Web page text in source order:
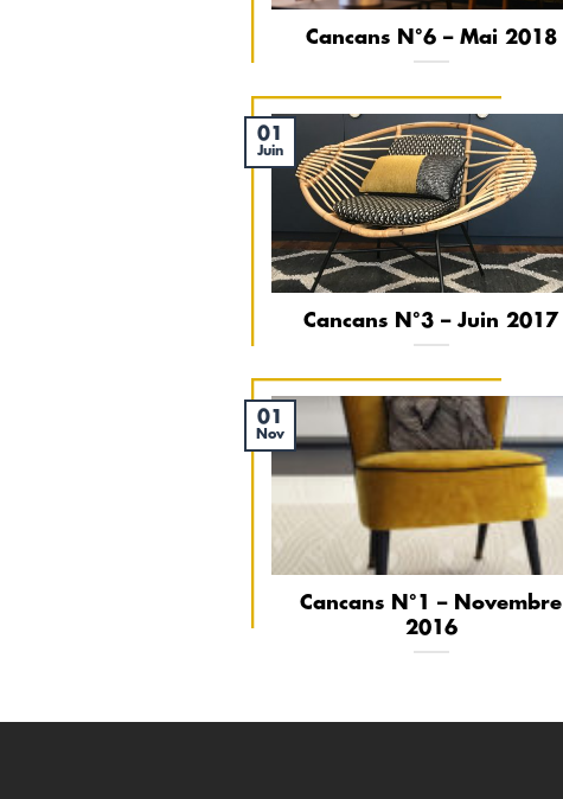
Cancans N°6 – Mai 2018
Cancans N°3 – Juin 2017
01
Juin
Cancans N°1 – Novembre
2016
01
Nov